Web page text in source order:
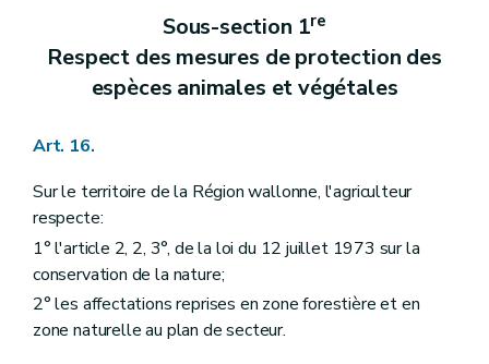
Sous-section 1re
Respect des mesures de protection des
espèces animales et végétales
Art. 16.
Sur le territoire de la Région wallonne, l'agriculteur
respecte:
1° l'article 2, 2, 3°, de la loi du 12 juillet 1973 sur la
conservation de la nature;
2° les affectations reprises en zone forestière et en
zone naturelle au plan de secteur.